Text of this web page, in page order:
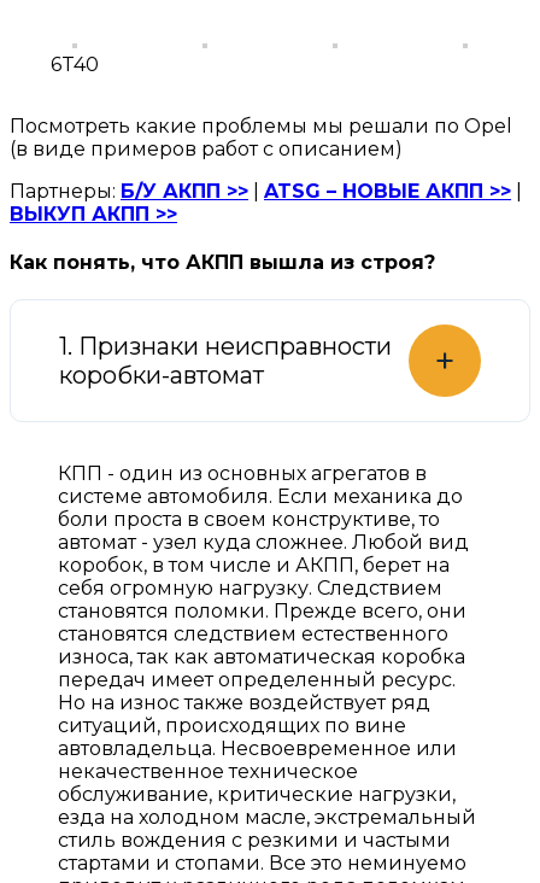
6T40
Посмотреть какие проблемы мы решали по Opel
(в виде примеров работ с описанием)
Партнеры: Б/У АКПП >> ATSG – НОВЫЕ АКПП >>
ВЫКУП АКПП >>
Как понять, что АКПП вышла из строя?
1. Признаки неисправности
коробки-автомат
+
КПП - один из основных агрегатов в
системе автомобиля. Если механика до
боли проста в своем конструктиве, то
автомат - узел куда сложнее. Любой вид
коробок, в том числе и АКПП, берет на
себя огромную нагрузку. Следствием
становятся поломки. Прежде всего, они
становятся следствием естественного
износа, так как автоматическая коробка
передач имеет определенный ресурс.
Но на износ также воздействует ряд
ситуаций, происходящих по вине
автовладельца. Несвоевременное или
некачественное техническое
обслуживание, критические нагрузки,
езда на холодном масле, экстремальный
стиль вождения с резкими и частыми
стартами и стопами. Все это неминуемо